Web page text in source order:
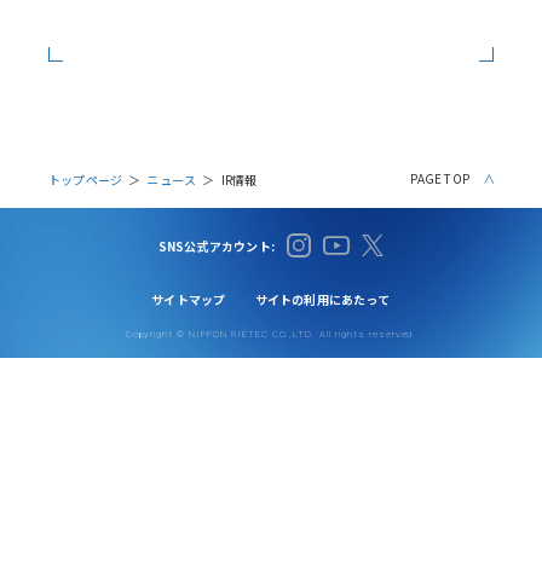
トップページ ニュース IR情報 PAGE TOP
SNS公式アカウント:
Copyright © NIPPON RIETEC CO.,LTD. All rights reserved.
サイトマップ サイトの利用にあたって